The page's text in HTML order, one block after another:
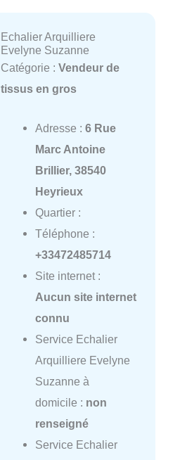
Echalier Arquilliere
Evelyne Suzanne
Catégorie : Vendeur de
tissus en gros
Adresse : 6 Rue
Marc Antoine
Brillier, 38540
Heyrieux
Quartier :
Téléphone :
+33472485714
Site internet :
Aucun site internet
connu
Service Echalier
Arquilliere Evelyne
Suzanne à
domicile : non
renseigné
Service Echalier